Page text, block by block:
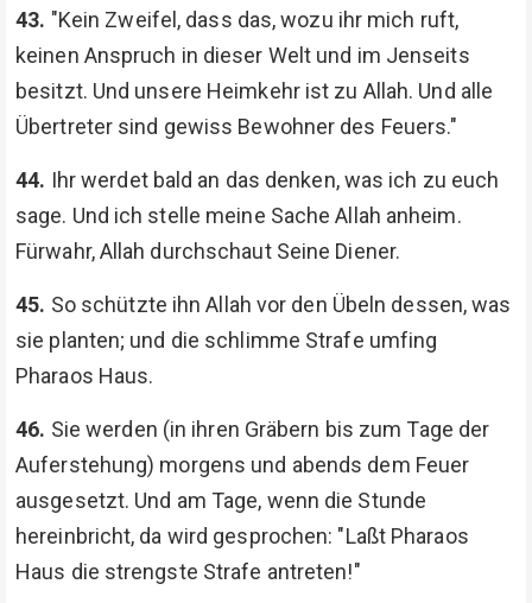
43. "Kein Zweifel, dass das, wozu ihr mich ruft,
keinen Anspruch in dieser Welt und im Jenseits
besitzt. Und unsere Heimkehr ist zu Allah. Und alle
Übertreter sind gewiss Bewohner des Feuers."
44. Ihr werdet bald an das denken, was ich zu euch
sage. Und ich stelle meine Sache Allah anheim.
Fürwahr, Allah durchschaut Seine Diener.
45. So schützte ihn Allah vor den Übeln dessen, was
sie planten; und die schlimme Strafe umfing
Pharaos Haus.
46. Sie werden (in ihren Gräbern bis zum Tage der
Auferstehung) morgens und abends dem Feuer
ausgesetzt. Und am Tage, wenn die Stunde
hereinbricht, da wird gesprochen: "Laßt Pharaos
Haus die strengste Strafe antreten!"